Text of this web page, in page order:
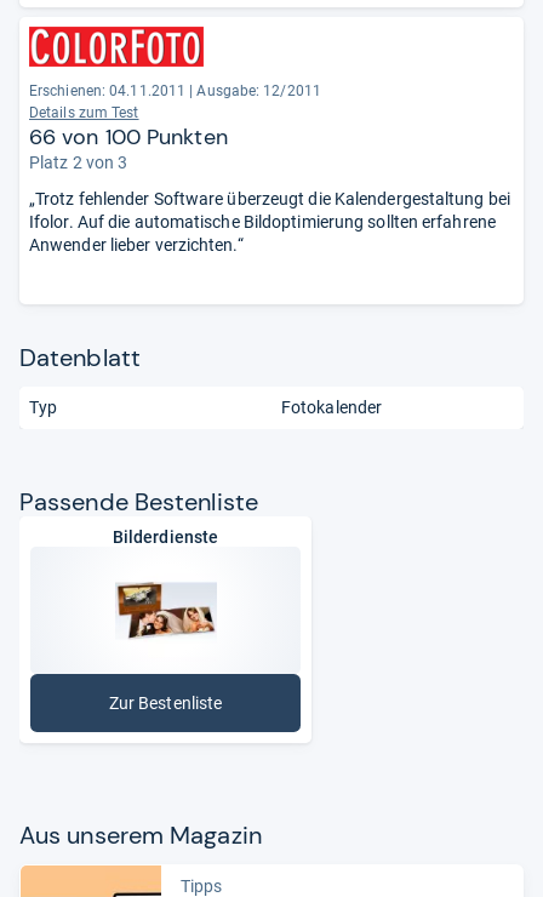
Erschienen: 04.11.2011
Ausgabe: 12/2011
Details zum Test
66 von 100 Punkten
Platz 2 von 3
„Trotz fehlender Software überzeugt die Kalendergestaltung bei
Ifolor. Auf die automatische Bildoptimierung sollten erfahrene
Anwender lieber verzichten.“
Datenblatt
Typ Fotokalender
Pas­sende Bes­ten­liste
Bilderdienste
Zur Bestenliste
: Bilderdienste
Aus unse­rem Maga­zin
Tipps